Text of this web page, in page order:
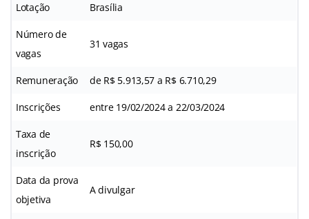
Lotação Brasília
Número de
vagas
31 vagas
Remuneração de R$ 5.913,57 a R$ 6.710,29
Inscrições entre 19/02/2024 a 22/03/2024
Taxa de
inscrição
R$ 150,00
Data da prova
objetiva
A divulgar